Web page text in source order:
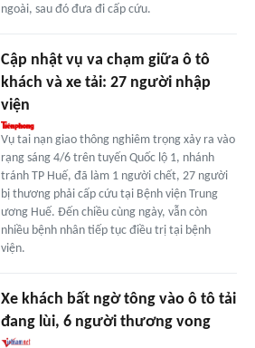
ngoài, sau đó đưa đi cấp cứu.
Cập nhật vụ va chạm giữa ô tô
khách và xe tải: 27 người nhập
viện
Vụ tai nạn giao thông nghiêm trọng xảy ra vào
rạng sáng 4/6 trên tuyến Quốc lộ 1, nhánh
tránh TP Huế, đã làm 1 người chết, 27 người
bị thương phải cấp cứu tại Bệnh viện Trung
ương Huế. Đến chiều cùng ngày, vẫn còn
nhiều bệnh nhân tiếp tục điều trị tại bệnh
viện.
Xe khách bất ngờ tông vào ô tô tải
đang lùi, 6 người thương vong